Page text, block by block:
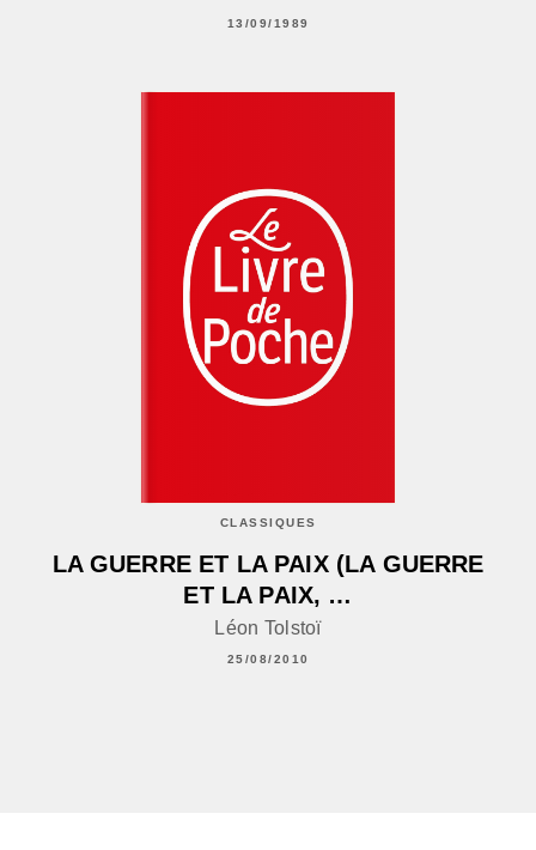
13/09/1989
CLASSIQUES
LA GUERRE ET LA PAIX (LA GUERRE
ET LA PAIX, …
Léon Tolstoï
25/08/2010